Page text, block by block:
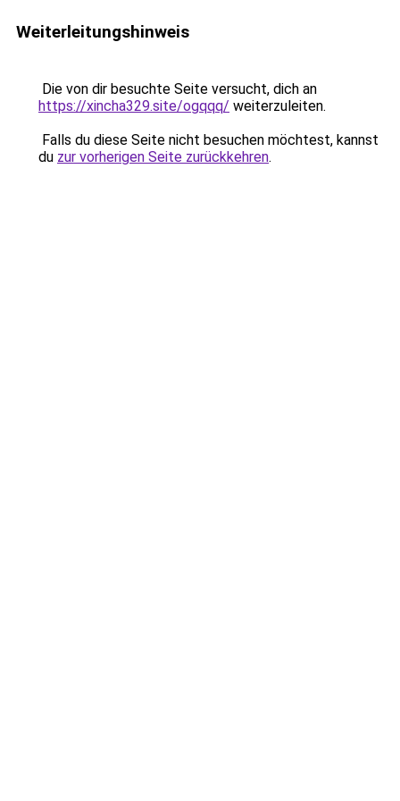
Weiterleitungshinweis
Die von dir besuchte Seite versucht, dich an
https://xincha329.site/ogqqq/ weiterzuleiten.
Falls du diese Seite nicht besuchen möchtest, kannst
du zur vorherigen Seite zurückkehren.